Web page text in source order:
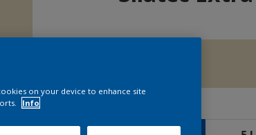
on your device to enhance site
Info